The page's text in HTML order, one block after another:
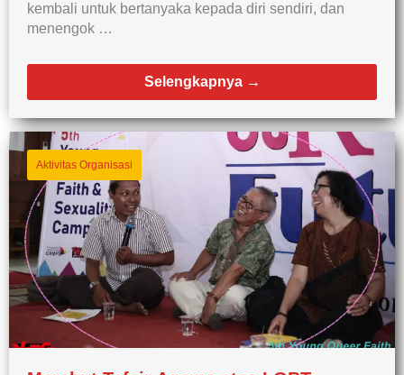
kembali untuk bertanyaka kepada diri sendiri, dan
menengok …
Selengkapnya →
Aktivitas Organisasi